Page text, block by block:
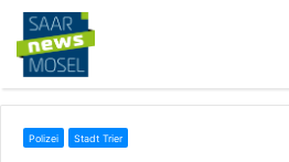
Polizei Stadt Trier